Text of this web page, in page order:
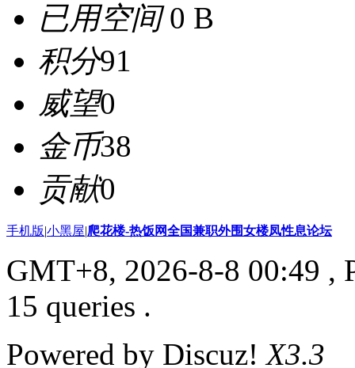
已用空间0 B
积分91
威望0
金币38
贡献0
手机版|小黑屋|爬花楼-热饭网全国兼职外围女楼凤性息论坛
GMT+8, 2026-8-8 00:49 ,
15 queries .
Powered by Discuz!X3.3